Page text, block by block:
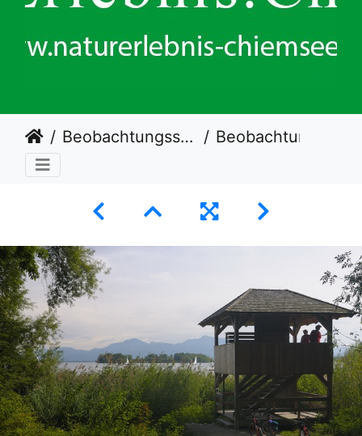
Beobachtungssturm Ganszipfel Beobachtungsturm Ganszipfel